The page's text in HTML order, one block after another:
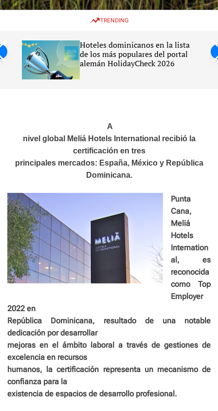
w
c
o
l
e
e
TRENDING
la lista
El 70 % del agua utilizada en la
agricultura se desperdicia en la
República Dominicana, afirma
A
nivel global Meliá Hotels International recibió la
certificación en tres
principales mercados: España, México y República
Dominicana.
Punta
Cana,
Meliá
Hotels
Internation
al, es
reconocida
como Top
Employer
2022 en
República Dominicana, resultado de una notable
dedicación por desarrollar
mejoras en el ámbito laboral a través de gestiones de
excelencia en recursos
humanos, la certificación representa un mecanismo de
confianza para la
existencia de espacios de desarrollo profesional.